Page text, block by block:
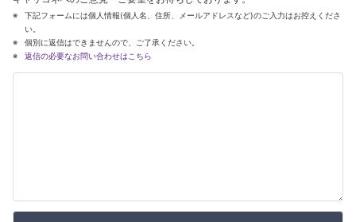
下記フォームには個人情報(個人名、住所、メールアドレスなど)のご入力はお控えくださ
い。
個別に返信はできませんので、ご了承ください。
返信の必要なお問い合わせはこちら